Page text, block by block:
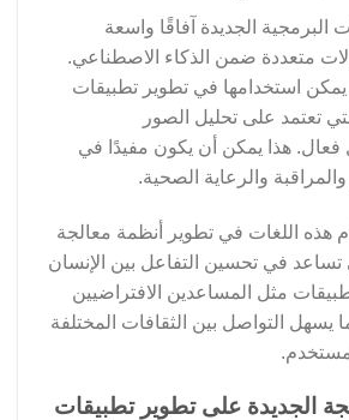
البرمجية الجديدة آفاقًا واسعة
متعددة ضمن الذكاء الاصطناعي.
استخدامها في تطوير تطبيقات
تعتمد على تحليل الصور
فعال. هذا يمكن أن يكون مفيدًا في
والرعاية الصحية.
هذه اللغات في تطوير أنظمة معالجة
تساعد في تحسين التفاعل بين الإنسان
مثل المساعدين الافتراضيين
يسهل التواصل بين الثقافات المختلفة
الجديدة على تطوير تطبيقات